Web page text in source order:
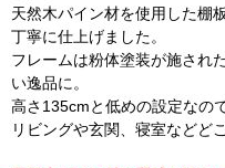
天然木パイン材を使用した棚
丁寧に仕上げました。
フレームは粉体塗装が施され
い逸品に。
高さ135cmと低めの設定なの
リビングや玄関、寝室などど